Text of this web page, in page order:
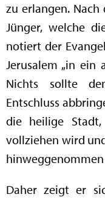
zu erlangen.
Jünger, welche
notiert der
Jerusalem „in ein
Nichts sollte
Entschluss
die heilige
vollziehen wird
hinweggenommen
Daher zeigt er